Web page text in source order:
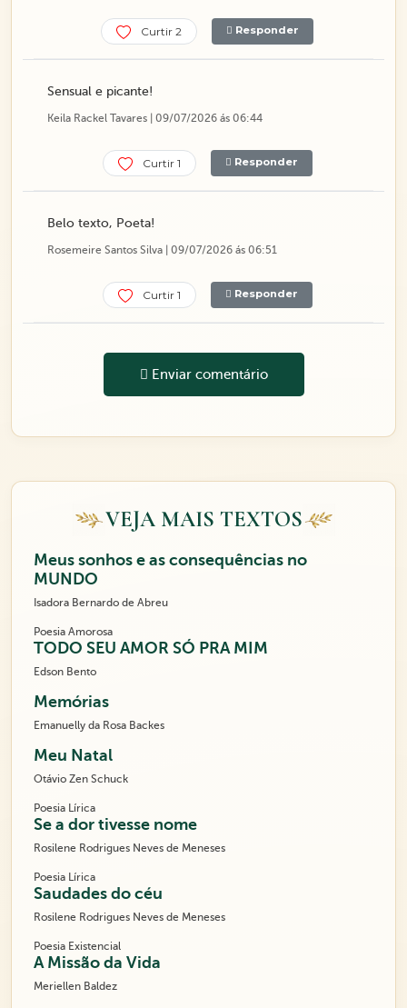
Curtir 2 Responder
Sensual e picante!
Keila Rackel Tavares | 09/07/2026 ás 06:44
Curtir 1 Responder
Belo texto, Poeta!
Rosemeire Santos Silva | 09/07/2026 ás 06:51
Curtir 1 Responder
Enviar comentário
VEJA MAIS TEXTOS
Meus sonhos e as consequências no
MUNDO
Isadora Bernardo de Abreu
Poesia Amorosa
TODO SEU AMOR SÓ PRA MIM
Edson Bento
Memórias
Emanuelly da Rosa Backes
Meu Natal
Otávio Zen Schuck
Poesia Lírica
Se a dor tivesse nome
Rosilene Rodrigues Neves de Meneses
Poesia Lírica
Saudades do céu
Rosilene Rodrigues Neves de Meneses
Poesia Existencial
A Missão da Vida
Meriellen Baldez